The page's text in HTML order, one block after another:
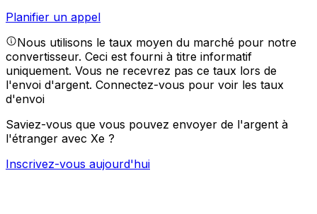
Planifier un appel
Nous utilisons le taux moyen du marché pour notre
convertisseur. Ceci est fourni à titre informatif
uniquement. Vous ne recevrez pas ce taux lors de
l'envoi d'argent. Connectez-vous pour voir les taux
d'envoi
Saviez-vous que vous pouvez envoyer de l'argent à
l'étranger avec Xe ?
Inscrivez-vous aujourd'hui